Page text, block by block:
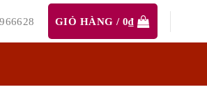
GIỎ HÀNG / 0₫